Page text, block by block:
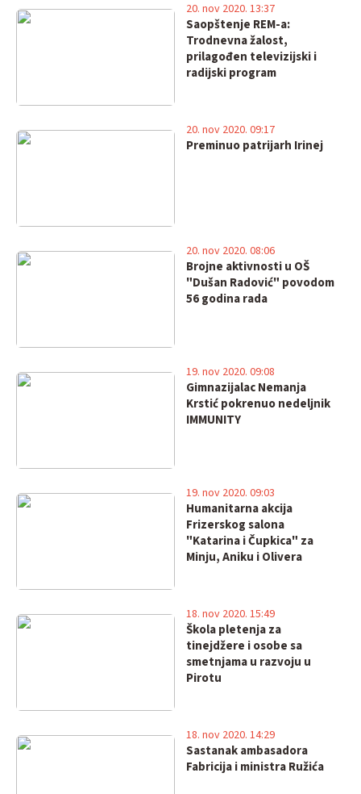
Saopštenje REM-a:
Trodnevna žalost,
prilagođen televizijski i
radijski program
20. nov 2020. 13:37
Preminuo patrijarh Irinej
20. nov 2020. 09:17
Brojne aktivnosti u OŠ
"Dušan Radović" povodom
56 godina rada
20. nov 2020. 08:06
Gimnazijalac Nemanja
Krstić pokrenuo nedeljnik
IMMUNITY
19. nov 2020. 09:08
Humanitarna akcija
Frizerskog salona
"Katarina i Čupkica" za
Minju, Aniku i Olivera
19. nov 2020. 09:03
Škola pletenja za
tinejdžere i osobe sa
smetnjama u razvoju u
Pirotu
18. nov 2020. 15:49
Sastanak ambasadora
Fabricija i ministra Ružića
18. nov 2020. 14:29